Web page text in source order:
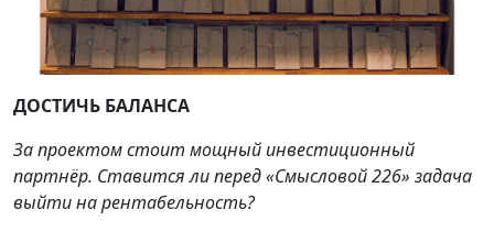
ДОСТИЧЬ БАЛАНСА
За проектом стоит мощный инвестиционный
партнёр. Ставится ли перед «Смысловой 226» задача
выйти на рентабельность?